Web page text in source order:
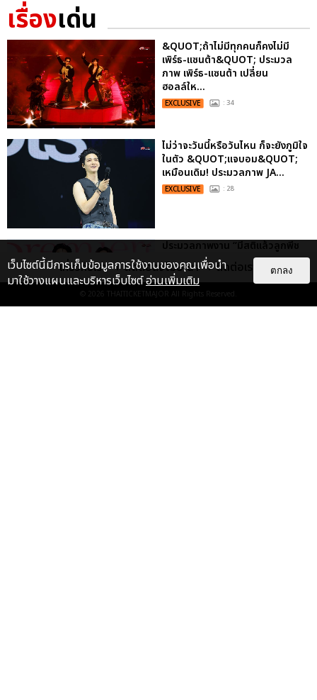
เรื่องเด่น
&QUOT;ถ้าไม่มีทุกคนก็คงไม่มี
เพิร์ธ-แซนต้า&QUOT; ประมวล
ภาพ เพิร์ธ-แซนต้า เปลี่ยน
ฮอลล์ให...
EXCLUSIVE : 34
ไม่ว่าจะวันนี้หรือวันไหน ก็จะยังภูมิใจ
ในตัว &QUOT;แจบอม&QUOT;
เหมือนเดิม! ประมวลภาพ JA...
EXCLUSIVE : 28
ประมวลภาพงาน “มีสติแล้วลูกพีช
PEACH AND ME PREMIERE
NIGHT” ปอนด์-ภูวินทร์ คลั่งรัก
หวา...
เกี่ยวกับเรา ติดต่อลงโฆษณา ติดต่อเรา
© 2026 THAITICKETMAJOR All Rights Reserved.
เว็บไซต์นี้มีการเก็บข้อมูลการใช้งานของคุณเพื่อนำ
มาใช้วางแผนและบริหารเว็บไซต์อ่านเพิ่มเติม
ตกลง